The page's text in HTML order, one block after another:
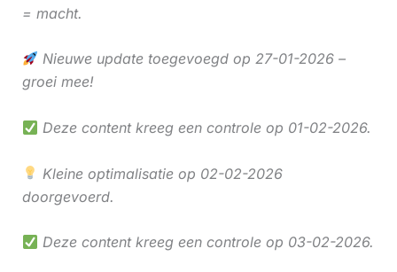
= macht.
Nieuwe update toegevoegd op 27-01-2026 –
groei mee!
Deze content kreeg een controle op 01-02-2026.
Kleine optimalisatie op 02-02-2026
doorgevoerd.
Deze content kreeg een controle op 03-02-2026.